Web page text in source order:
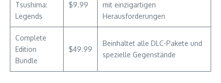
Tsushima:
Legends
$9.99
mit einzigartigen
Herausforderungen
Complete
Edition
Bundle
$49.99
Beinhaltet alle DLC-Pakete und
spezielle Gegenstände